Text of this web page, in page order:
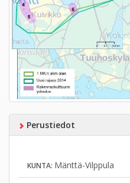
Perustiedot
KUNTA: Mänttä-Vilppula